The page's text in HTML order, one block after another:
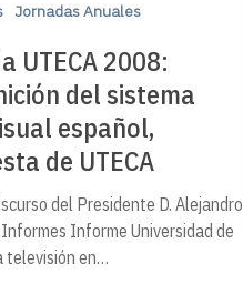
Jornadas Anuales
UTECA 2008:
del sistema
español,
de UTECA
del Presidente D. Alejandro
Informe Universidad de
televisión en…